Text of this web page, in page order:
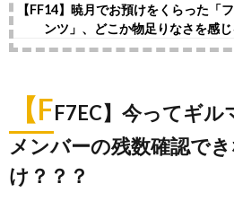
【FF14】暁月でお預けをくらった「
ンツ」、どこか物足りなさを感
【FF7EC】今ってギ
メンバーの残数確認で
け？？？